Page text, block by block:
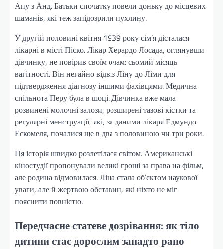
Апу з Анд. Батьки спочатку повели доньку до місцевих
шаманів, які теж запідозрили пухлину.
У другій половині квітня 1939 року сім’я дісталася
лікарні в місті Піско. Лікар Херардо Лосада, оглянувши
дівчинку, не повірив своїм очам: сьомий місяць
вагітності. Він негайно відвіз Ліну до Ліми для
підтвердження діагнозу іншими фахівцями. Медична
спільнота Перу була в шоці. Дівчинка вже мала
розвинені молочні залози, розширені тазові кістки та
регулярні менструації, які, за даними лікаря Едмундо
Ескомеля, почалися ще в два з половиною чи три роки.
Ця історія швидко розлетілася світом. Американські
кіностудії пропонували великі гроші за права на фільм,
але родина відмовилася. Ліна стала об’єктом наукової
уваги, але й жертвою обставин, які ніхто не міг
пояснити повністю.
Передчасне статеве дозрівання: як тіло
дитини стає дорослим занадто рано